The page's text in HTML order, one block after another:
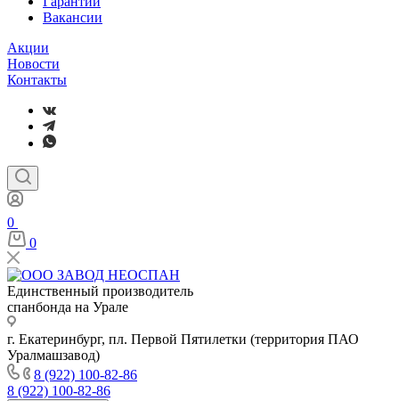
Вакансии
Акции
Новости
Контакты
0
0
Единственный производитель
спанбонда на Урале
г. Екатеринбург, пл. Первой Пятилетки (территория ПАО
Уралмашзавод)
8 (922) 100-82-86
8 (922) 100-82-86